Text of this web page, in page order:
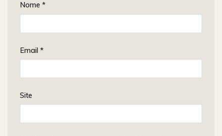
Nome *
Email *
Site